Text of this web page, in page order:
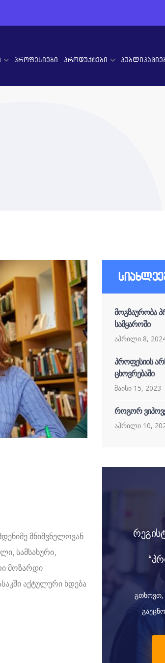
პროფესიები პროდუქტები
მნიშვნელოვან
სამსახური,
მოზარდი-
აქტულური ხდება
მოგზაურობა
სამყაროში
აპრილი 8,
პროფესიის
ცხოვრებაში
მაისი 15, 2023
როგორ
აპრილი 10,
გთხოვთ,